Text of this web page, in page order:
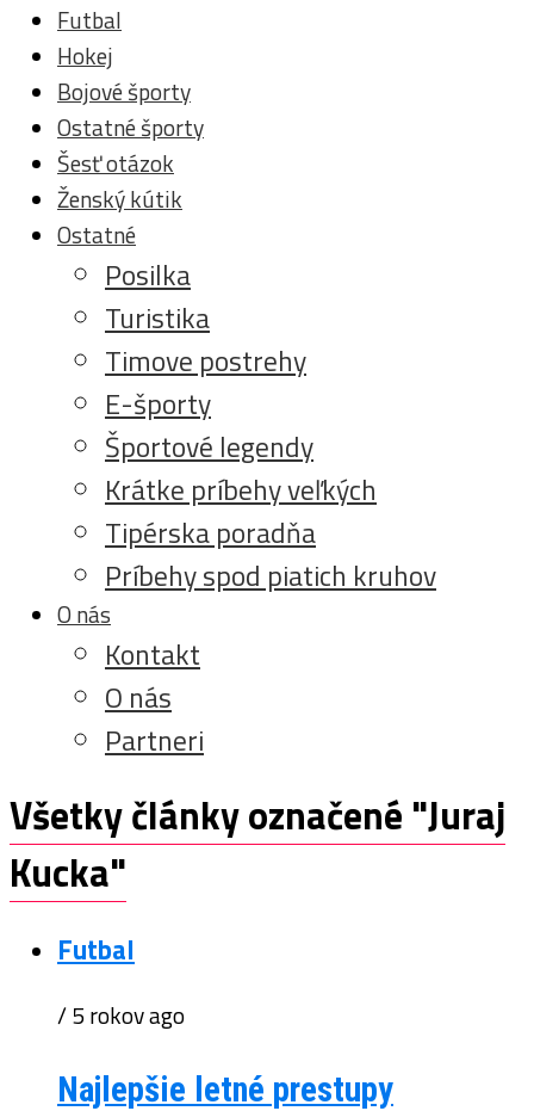
Futbal
Hokej
Bojové športy
Ostatné športy
Šesť otázok
Ženský kútik
Ostatné
Posilka
Turistika
Timove postrehy
E-športy
Športové legendy
Krátke príbehy veľkých
Tipérska poradňa
Príbehy spod piatich kruhov
O nás
Kontakt
O nás
Partneri
Všetky články označené "Juraj
Kucka"
Futbal
/ 5 rokov ago
Najlepšie letné prestupy